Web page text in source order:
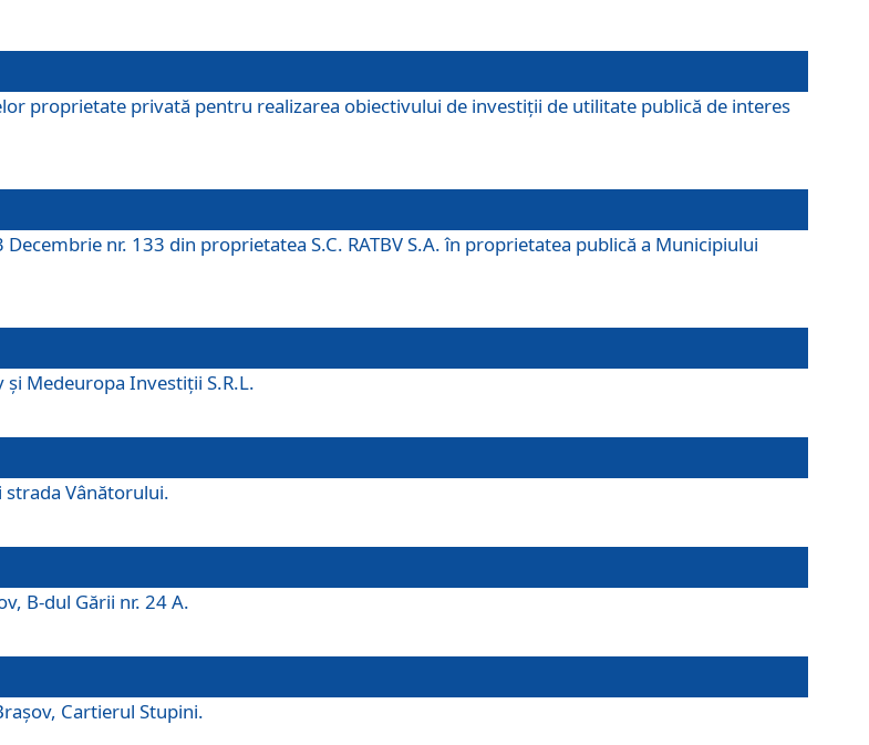
proprietate privată pentru realizarea obiectivului de investiții de utilitate publică de interes
nr. 133 din proprietatea S.C. RATBV S.A. în proprietatea publică a Municipiului
Medeuropa Investiții S.R.L.
Vânătorului.
B-dul Gării nr. 24 A.
Cartierul Stupini.